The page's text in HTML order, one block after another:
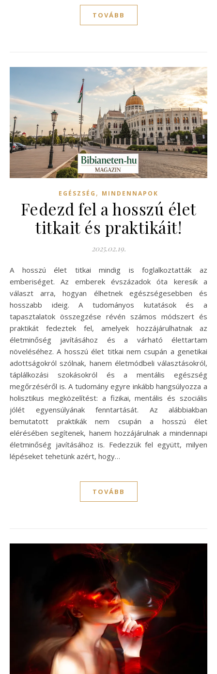
TOVÁBB
EGÉSZSÉG , MINDENNAPOK
Fedezd fel a hosszú élet
titkait és praktikáit!
2025.02.19.
A hosszú élet titkai mindig is foglalkoztatták az
emberiséget. Az emberek évszázadok óta keresik a
választ arra, hogyan élhetnek egészségesebben és
hosszabb ideig. A tudományos kutatások és a
tapasztalatok összegzése révén számos módszert és
praktikát fedeztek fel, amelyek hozzájárulhatnak az
életminőség javításához és a várható élettartam
növeléséhez. A hosszú élet titkai nem csupán a genetikai
adottságokról szólnak, hanem életmódbeli választásokról,
táplálkozási szokásokról és a mentális egészség
megőrzéséről is. A tudomány egyre inkább hangsúlyozza a
holisztikus megközelítést: a fizikai, mentális és szociális
jólét egyensúlyának fenntartását. Az alábbiakban
bemutatott praktikák nem csupán a hosszú élet
elérésében segítenek, hanem hozzájárulnak a mindennapi
életminőség javításához is. Fedezzük fel együtt, milyen
lépéseket tehetünk azért, hogy…
TOVÁBB